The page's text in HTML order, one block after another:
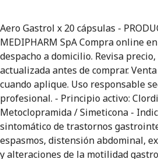
Aero Gastrol x 20 cápsulas -
MEDIPHARM SpA Compra online
despacho a domicilio. Revisa
actualizada antes de comprar.
cuando aplique. Uso responsable
profesional. - Principio activo:
Metoclopramida / Simeticona -
sintomático de trastornos
espasmos, distensión abdominal,
y alteraciones de la motilidad